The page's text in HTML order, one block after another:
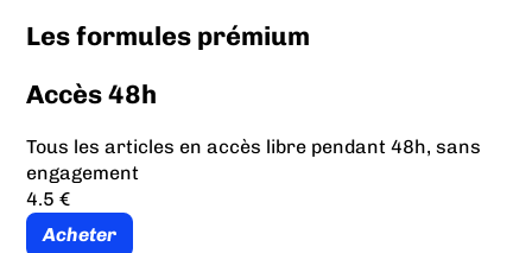
Les formules prémium
Accès 48h
Tous les articles en accès libre pendant 48h, sans
engagement
4.5 €
Acheter